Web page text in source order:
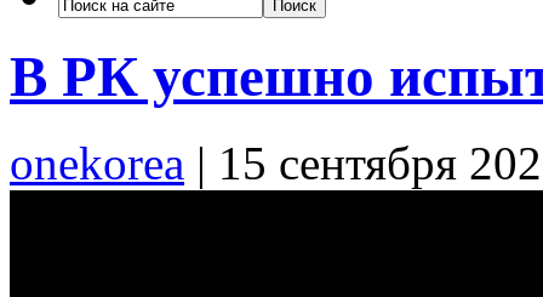
В РК успешно
onekorea | 15 сентября